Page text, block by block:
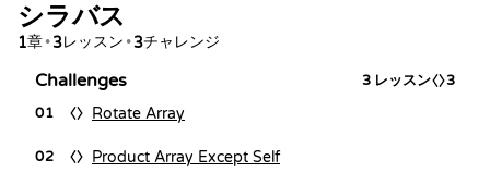
シラバス
1章•3レッスン •3チャレンジ
Challenges 3 レッスン
3
01
Rotate Array
02 Product Array Except Self